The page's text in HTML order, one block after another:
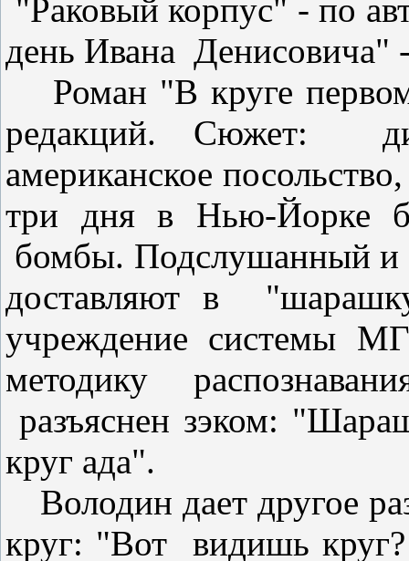
"Раковый корпус" - по
день Ивана Денисовича"
Роман "В круге
редакций. Сюжет:
американское
три дня в Нью-Йорке
бомбы. Подслушанный и
доставляют в
учреждение системы
методику
разъяснен зэком:
круг ада".
Володин дает другое
круг: "Вот
видишь